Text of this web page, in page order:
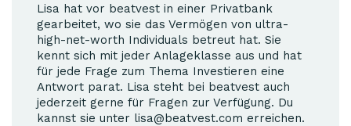
Lisa hat vor beatvest in einer Privatbank
gearbeitet, wo sie das Vermögen von ultra-
high-net-worth Individuals betreut hat. Sie
kennt sich mit jeder Anlageklasse aus und hat
für jede Frage zum Thema Investieren eine
Antwort parat. Lisa steht bei beatvest auch
jederzeit gerne für Fragen zur Verfügung. Du
kannst sie unter lisa@beatvest.com erreichen.